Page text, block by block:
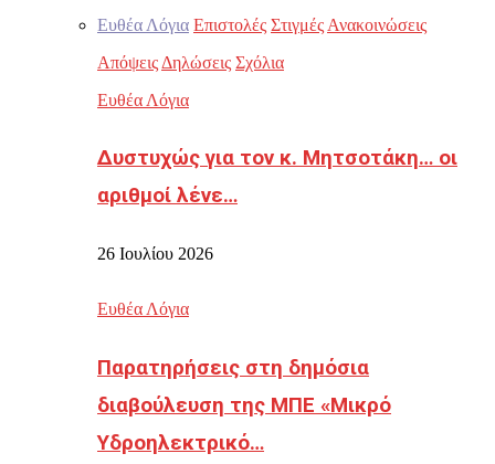
Ευθέα Λόγια Επιστολές Στιγμές Ανακοινώσεις
Απόψεις Δηλώσεις Σχόλια
Ευθέα Λόγια
Δυστυχώς για τον κ. Μητσοτάκη… οι
αριθμοί λένε…
26 Ιουλίου 2026
Ευθέα Λόγια
Παρατηρήσεις στη δημόσια
διαβούλευση της ΜΠΕ «Μικρό
Υδροηλεκτρικό…